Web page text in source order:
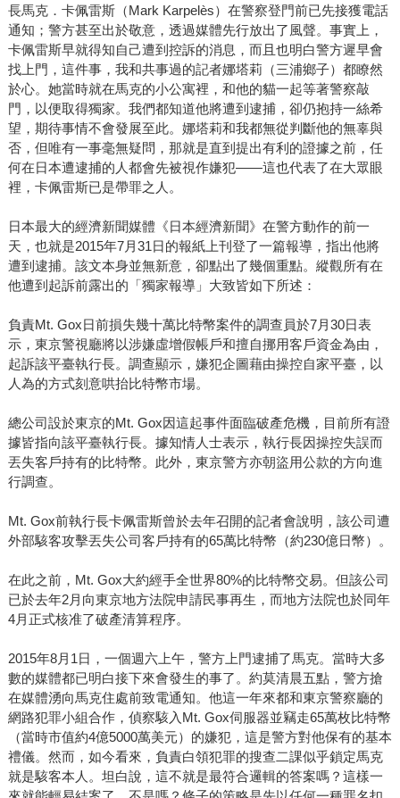
長馬克．卡佩雷斯（Mark Karpelès）在警察登門前已先接獲電話
通知；警方甚至出於敬意，透過媒體先行放出了風聲。事實上，
卡佩雷斯早就得知自己遭到控訴的消息，而且也明白警方遲早會
找上門，這件事，我和共事過的記者娜塔莉（三浦鄉子）都瞭然
於心。她當時就在馬克的小公寓裡，和他的貓一起等著警察敲
門，以便取得獨家。我們都知道他將遭到逮捕，卻仍抱持一絲希
望，期待事情不會發展至此。娜塔莉和我都無從判斷他的無辜與
否，但唯有一事毫無疑問，那就是直到提出有利的證據之前，任
何在日本遭逮捕的人都會先被視作嫌犯——這也代表了在大眾眼
裡，卡佩雷斯已是帶罪之人。
日本最大的經濟新聞媒體《日本經濟新聞》在警方動作的前一
天，也就是2015年7月31日的報紙上刊登了一篇報導，指出他將
遭到逮捕。該文本身並無新意，卻點出了幾個重點。縱觀所有在
他遭到起訴前露出的「獨家報導」大致皆如下所述：
負責Mt. Gox日前損失幾十萬比特幣案件的調查員於7月30日表
示，東京警視廳將以涉嫌虛增假帳戶和擅自挪用客戶資金為由，
起訴該平臺執行長。調查顯示，嫌犯企圖藉由操控自家平臺，以
人為的方式刻意哄抬比特幣市場。
總公司設於東京的Mt. Gox因這起事件面臨破產危機，目前所有證
據皆指向該平臺執行長。據知情人士表示，執行長因操控失誤而
丟失客戶持有的比特幣。此外，東京警方亦朝盜用公款的方向進
行調查。
Mt. Gox前執行長卡佩雷斯曾於去年召開的記者會說明，該公司遭
外部駭客攻擊丟失公司客戶持有的65萬比特幣（約230億日幣）。
在此之前，Mt. Gox大約經手全世界80%的比特幣交易。但該公司
已於去年2月向東京地方法院申請民事再生，而地方法院也於同年
4月正式核准了破產清算程序。
2015年8月1日，一個週六上午，警方上門逮捕了馬克。當時大多
數的媒體都已明白接下來會發生的事了。約莫清晨五點，警方搶
在媒體湧向馬克住處前致電通知。他這一年來都和東京警察廳的
網路犯罪小組合作，偵察駭入Mt. Gox伺服器並竊走65萬枚比特幣
（當時市值約4億5000萬美元）的嫌犯，這是警方對他保有的基本
禮儀。然而，如今看來，負責白領犯罪的搜查二課似乎鎖定馬克
就是駭客本人。坦白說，這不就是最符合邏輯的答案嗎？這樣一